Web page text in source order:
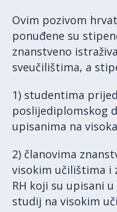
Ovim pozivom
ponuđene su
znanstveno
sveučilištima, a
1) studentima
poslijediplomskog
upisanima na
2) članovima
visokim učilištima i
RH koji su upisani
studij na visokim